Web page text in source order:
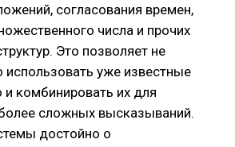
согласования времен,
числа и прочих
Это позволяет не
использовать уже известные
комбинировать их для
сложных высказываний.
достойно о